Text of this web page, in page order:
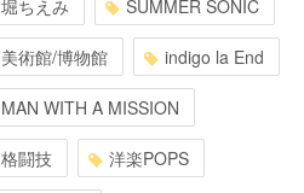
堀ちえみ SUMMER SONIC
美術館/博物館 indigo la End
MAN WITH A MISSION
格闘技 洋楽POPS